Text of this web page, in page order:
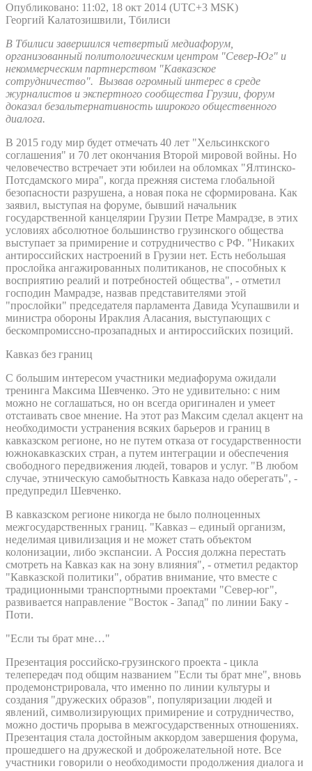
Опубликовано: 11:02, 18 окт 2014 (UTC+3 MSK)
Георгий Калатозишвили, Тбилиси
В Тбилиси завершился четвертый медиафорум,
организованный политологическим центром "Север-Юг" и
некоммерческим партнерством "Кавказское
сотрудничество". Вызвав огромный интерес в среде
журналистов и экспертного сообщества Грузии, форум
доказал безальтернативность широкого общественного
диалога.
В 2015 году мир будет отмечать 40 лет "Хельсинкского
соглашения" и 70 лет окончания Второй мировой войны. Но
человечество встречает эти юбилеи на обломках "Ялтинско-
Потсдамского мира", когда прежняя система глобальной
безопасности разрушена, а новая пока не сформирована. Как
заявил, выступая на форуме, бывший начальник
государственной канцелярии Грузии Петре Мамрадзе, в этих
условиях абсолютное большинство грузинского общества
выступает за примирение и сотрудничество с РФ. "Никаких
антироссийских настроений в Грузии нет. Есть небольшая
прослойка ангажированных политиканов, не способных к
восприятию реалий и потребностей общества", - отметил
господин Мамрадзе, назвав представителями этой
"прослойки" председателя парламента Давида Усупашвили и
министра обороны Ираклия Аласания, выступающих с
бескомпромиссно-прозападных и антироссийских позиций.
Кавказ без границ
С большим интересом участники медиафорума ожидали
тренинга Максима Шевченко. Это не удивительно: с ним
можно не соглашаться, но он всегда оригинален и умеет
отстаивать свое мнение. На этот раз Максим сделал акцент на
необходимости устранения всяких барьеров и границ в
кавказском регионе, но не путем отказа от государственности
южнокавказских стран, а путем интеграции и обеспечения
свободного передвижения людей, товаров и услуг. "В любом
случае, этническую самобытность Кавказа надо оберегать", -
предупредил Шевченко.
В кавказском регионе никогда не было полноценных
межгосударственных границ. "Кавказ – единый организм,
неделимая цивилизация и не может стать объектом
колонизации, либо экспансии. А Россия должна перестать
смотреть на Кавказ как на зону влияния", - отметил редактор
"Кавказской политики", обратив внимание, что вместе с
традиционными транспортными проектами "Север-юг",
развивается направление "Восток - Запад" по линии Баку -
Поти.
"Если ты брат мне…"
Презентация российско-грузинского проекта - цикла
телепередач под общим названием "Если ты брат мне", вновь
продемонстрировала, что именно по линии культуры и
создания "дружеских образов", популяризации людей и
явлений, символизирующих примирение и сотрудничество,
можно достичь прорыва в межгосударственных отношениях.
Презентация стала достойным аккордом завершения форума,
прошедшего на дружеской и доброжелательной ноте. Все
участники говорили о необходимости продолжения диалога и